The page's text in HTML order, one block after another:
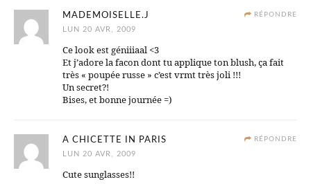
RÉPONDRE
MADEMOISELLE.J
LUN 20 AVR, 2009
Ce look est géniiiaal <3
Et j’adore la facon dont tu applique ton blush, ça fait
très « poupée russe » c’est vrmt très joli !!!
Un secret?!
Bises, et bonne journée =)
RÉPONDRE
A CHICETTE IN PARIS
LUN 20 AVR, 2009
Cute sunglasses!!